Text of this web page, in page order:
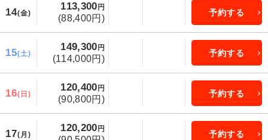
14(金)
113,300 円
(88,400円)
予約する
15(土)
149,300 円
(114,000円)
予約する
16(日)
120,400 円
(90,800円)
予約する
17(月)
120,200 円
予約する